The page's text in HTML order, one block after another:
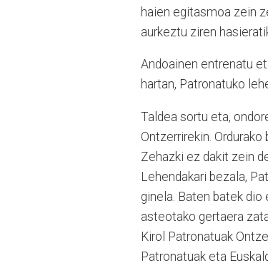
haien egitasmoa zein
aurkeztu ziren
Andoainen entrenatu
hartan, Patronatuko
Taldea sortu eta,
Ontzerrirekin.
Zehazki ez dakit zein
Lehendakari bezala,
ginela. Baten batek dio
asteotako gertaera
Kirol Patronatuak
Patronatuak eta